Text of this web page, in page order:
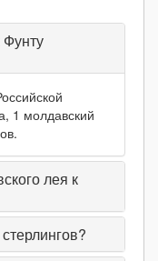
Фунту
1 молдавский
лея к